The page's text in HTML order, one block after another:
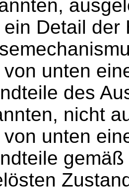
ein Detail der
von unten
des
nicht
von unten